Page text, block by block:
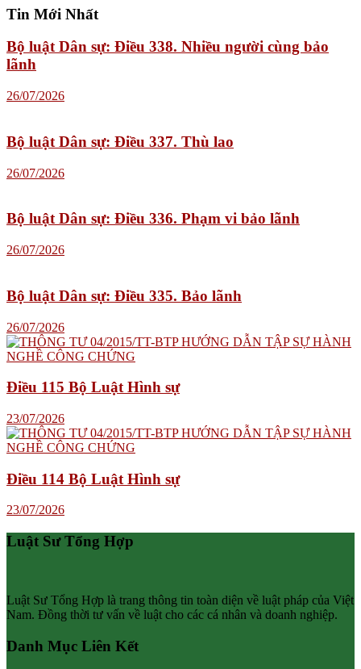
Tin Mới Nhất
Bộ luật Dân sự: Điều 338. Nhiều người cùng bảo
lãnh
26/07/2026
Bộ luật Dân sự: Điều 337. Thù lao
26/07/2026
Bộ luật Dân sự: Điều 336. Phạm vi bảo lãnh
26/07/2026
Bộ luật Dân sự: Điều 335. Bảo lãnh
26/07/2026
Điều 115 Bộ Luật Hình sự
23/07/2026
Điều 114 Bộ Luật Hình sự
23/07/2026
Luật Sư Tổng Hợp
Luật Sư Tổng Hợp là trang thông tin toàn diện về luật pháp của Việt
Nam. Đồng thời tư vấn về luật cho các cá nhân và doanh nghiệp.
Danh Mục Liên Kết